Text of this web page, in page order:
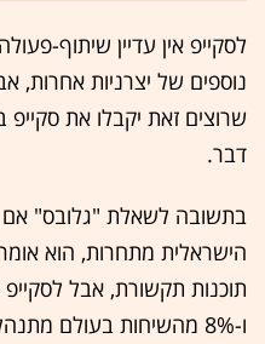
לסקייפ אין עדיין שיתוף-
נוספים של יצרניות אחרות,
שרוצים זאת יקבלו את
דבר.
בתשובה לשאלת "גלובס" אם
הישראלית מתחרות, הוא
ו-8% מהשיחות בעולם